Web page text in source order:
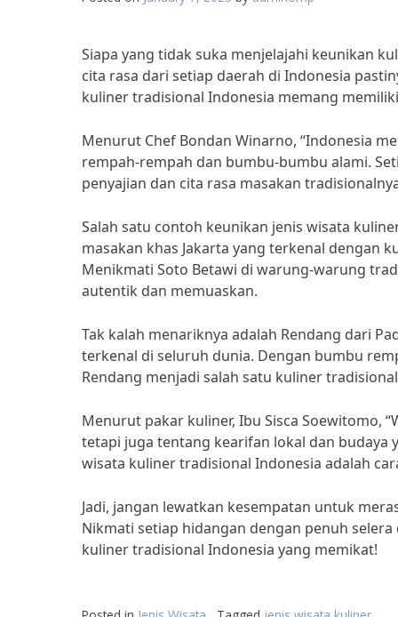
Siapa yang tidak suka menjelajahi keunikan
cita rasa dari setiap daerah di Indonesia
kuliner tradisional Indonesia memang
Menurut Chef Bondan Winarno, “Indonesia
rempah-rempah dan bumbu-bumbu alami.
penyajian dan cita rasa masakan
Salah satu contoh keunikan jenis wisata
masakan khas Jakarta yang terkenal dengan
Menikmati Soto Betawi di warung-warung
autentik dan memuaskan.
Tak kalah menariknya adalah Rendang dari
terkenal di seluruh dunia. Dengan bumbu
Rendang menjadi salah satu kuliner
Menurut pakar kuliner, Ibu Sisca Soewitomo,
tetapi juga tentang kearifan lokal dan budaya
wisata kuliner tradisional Indonesia adalah
Jadi, jangan lewatkan kesempatan untuk
Nikmati setiap hidangan dengan penuh
kuliner tradisional Indonesia yang memikat!